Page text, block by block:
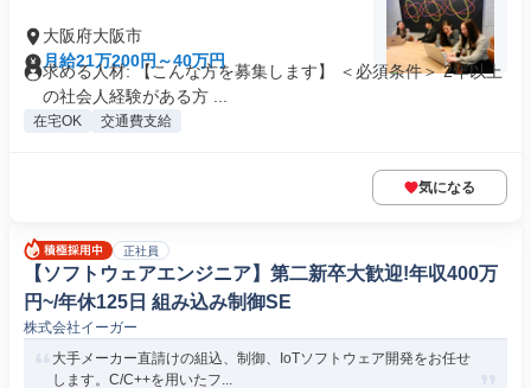
大阪府大阪市
月給21万200円～40万円
求める人材: 【こんな方を募集します】 ＜必須条件＞ 2年以上
の社会人経験がある方 ...
在宅OK 交通費支給
気になる
正社員
【ソフトウェアエンジニア】第二新卒大歓迎!年収400万
円~/年休125日 組み込み制御SE
株式会社イーガー
大手メーカー直請けの組込、制御、IoTソフトウェア開発をお任せ
します。C/C++を用いたフ...